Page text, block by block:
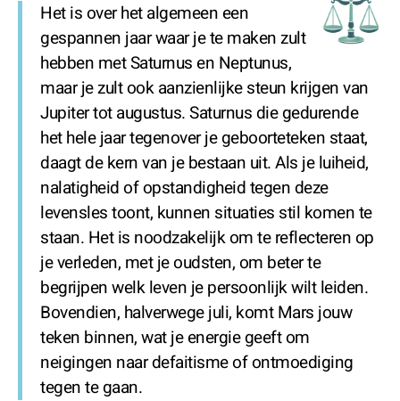
Het is over het algemeen een
gespannen jaar waar je te maken zult
hebben met Saturnus en Neptunus,
maar je zult ook aanzienlijke steun krijgen van
Jupiter tot augustus. Saturnus die gedurende
het hele jaar tegenover je geboorteteken staat,
daagt de kern van je bestaan uit. Als je luiheid,
nalatigheid of opstandigheid tegen deze
levensles toont, kunnen situaties stil komen te
staan. Het is noodzakelijk om te reflecteren op
je verleden, met je oudsten, om beter te
begrijpen welk leven je persoonlijk wilt leiden.
Bovendien, halverwege juli, komt Mars jouw
teken binnen, wat je energie geeft om
neigingen naar defaitisme of ontmoediging
tegen te gaan.